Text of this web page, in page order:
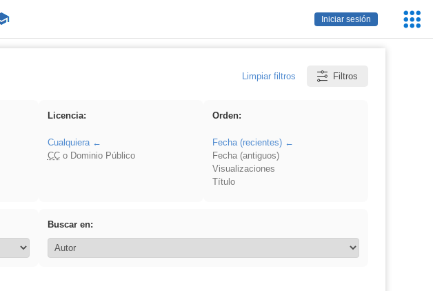
Iniciar sesión
Limpiar filtros Filtros
Licencia:
Cualquiera
CCo Dominio Público
Orden:
Fecha (recientes)
Fecha (antiguos)
Visualizaciones
Título
Buscar en: